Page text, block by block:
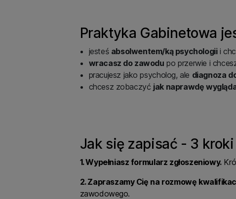
Praktyka Gabinetowa
jesteś absolwentem/ką psychologiii
wracasz do zawodu po przerwie i
pracujesz jako psycholog, ale diagnoza
chcesz zobaczyć jak naprawdę
Jak się zapisać - 3 kroki
1. Wypełniasz formularz zgłoszeniowy.
2. Zapraszamy Cię na rozmowę
zawodowego.